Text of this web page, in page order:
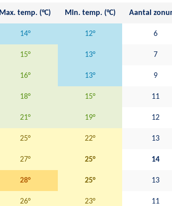
Max. temp. (°C) Min. temp. (°C) Aantal
14° 12° 6
15° 13° 7
16° 13° 9
18° 15° 11
21° 19° 12
25° 22° 13
27° 25° 14
28° 25° 13
26° 23° 11